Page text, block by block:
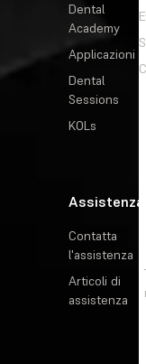
Dental
Academy
Applicazioni
Dental
Sessions
KOLs
Assistenza
Contatta
l'assistenza
Articoli di
assistenza